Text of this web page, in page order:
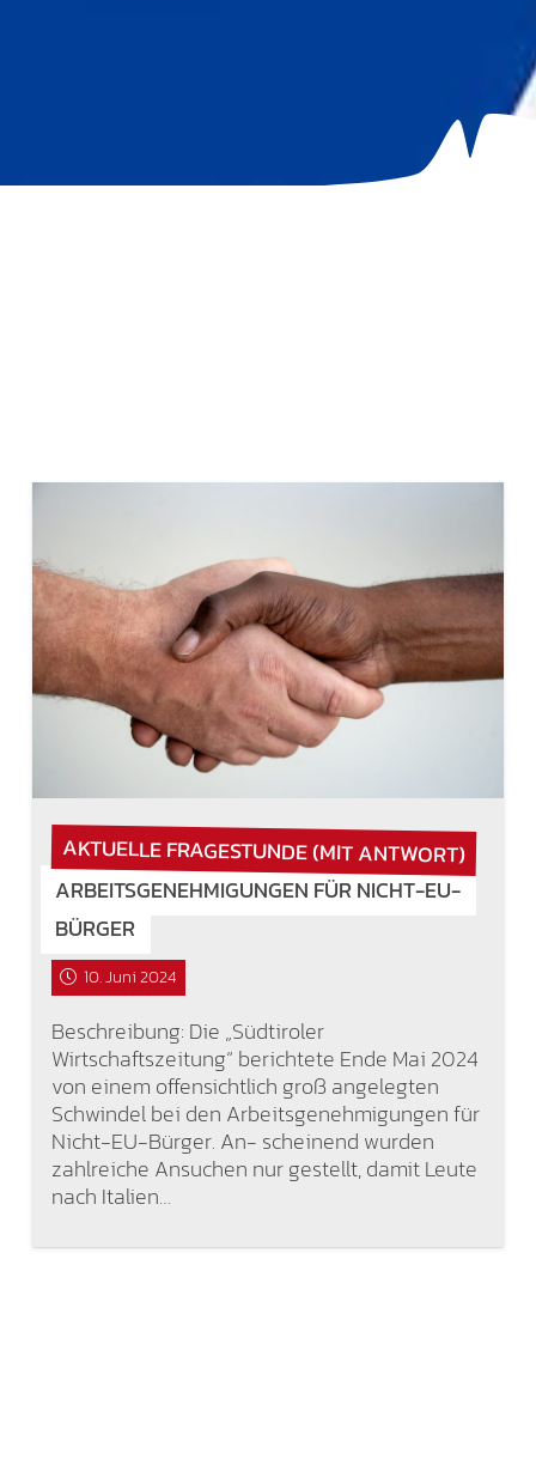
AKTUELLE FRAGESTUNDE (MIT ANTWORT)
ARBEITSGENEHMIGUNGEN FÜR NICHT-EU-
BÜRGER
10. Juni 2024
Beschreibung: Die „Südtiroler
Wirtschaftszeitung“ berichtete Ende Mai 2024
von einem offensichtlich groß angelegten
Schwindel bei den Arbeitsgenehmigungen für
Nicht-EU-Bürger. An- scheinend wurden
zahlreiche Ansuchen nur gestellt, damit Leute
nach Italien…